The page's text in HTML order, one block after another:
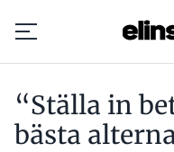
Prenumerera
“Ställa in
bästa